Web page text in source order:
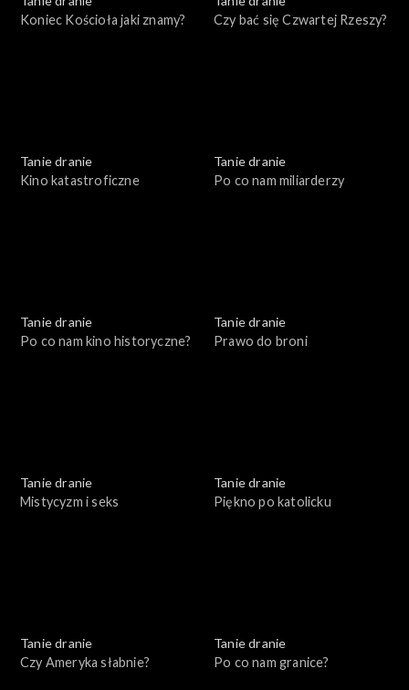
Koniec Kościoła jaki znamy?
Czy bać się Czwartej Rzeszy?
Tanie dranie
Kino katastroficzne
Tanie dranie
Po co nam miliarderzy
Tanie dranie
Po co nam kino historyczne?
Tanie dranie
Prawo do broni
Tanie dranie
Mistycyzm i seks
Tanie dranie
Piękno po katolicku
Tanie dranie
Czy Ameryka słabnie?
Tanie dranie
Po co nam granice?